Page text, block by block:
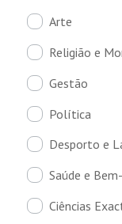
Arte
Religião e
Gestão
Política
Desporto e
Saúde e
Ciências